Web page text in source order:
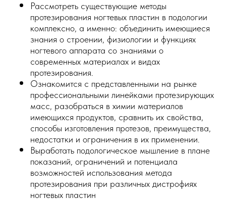
Рассмотреть существующие методы
протезирования ногтевых пластин в подологии
комплексно, а именно: объединить имеющиеся
знания о строении, физиологии и функциях
ногтевого аппарата со знаниями о
современных материалах и видах
протезирования.
Ознакомится с представленными на рынке
профессиональными линейками протезирующих
масс, разобраться в химии материалов
имеющихся продуктов, сравнить их свойства,
способы изготовления протезов, преимущества,
недостатки и ограничения в их применении.
Выработать подологическое мышление в плане
показаний, ограничений и потенциала
возможностей использования метода
протезирования при различных дистрофиях
ногтевых пластин